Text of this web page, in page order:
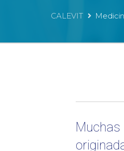
CALEVIT